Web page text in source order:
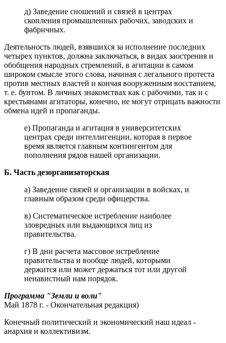
д) Заведение сношений и связей в центрах
скопления промышленных рабочих, заводских и
фабричных.
Деятельность людей, взявшихся за исполнение последних
четырех пунктов, должна заключаться, в видах заострения и
обобщения народных стремлений, в агитации в самом
широком смысле этого слова, начиная с легального протеста
против местных властей и кончая вооруженным восстанием,
т. е. бунтом. В личных знакомствах как с рабочими, так и с
крестьянами агитаторы, конечно, не могут отрицать важности
обмена идей и пропаганды.
е) Пропаганда и агитация в университетских
центрах среди интеллигенции, которая в первое
время является главным контингентом для
пополнения рядов нашей организации.
Б. Часть дезорганизаторская
а) Заведение связей и организации в войсках, и
главным образом среди офицерства.
в) Систематическое истребление наиболее
зловредных или выдающихся лиц из
правительства.
г) В дни расчета массовое истребление
правительства и вообще людей, которыми
держится или может держаться тот или другой
ненавистный нам порядок.
Программа "Земли и воли"
Май 1878 г. - Окончательная редакция)
Конечный политический и экономический наш идеал -
анархия и коллективизм.